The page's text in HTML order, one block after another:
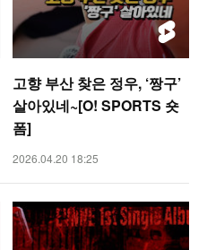
고향 부산 찾은 정우, ‘짱구’
살아있네~[O! SPORTS 숏
폼]
2026.04.20 18:25